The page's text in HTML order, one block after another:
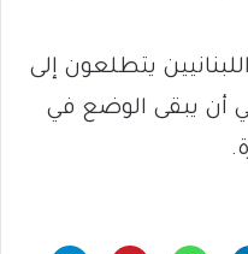
يتطلعون إلى
أن يبقى الوضع في